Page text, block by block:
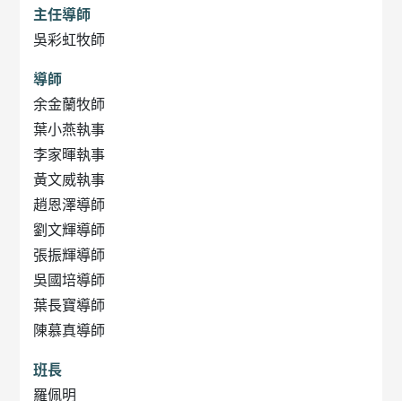
主任導師
吳彩虹牧師
導師
余金蘭牧師
葉小燕執事
李家暉執事
黃文威執事
趙恩澤導師
劉文輝導師
張振輝導師
吳國培導師
葉長寶導師
陳慕真導師
班長
羅佩明